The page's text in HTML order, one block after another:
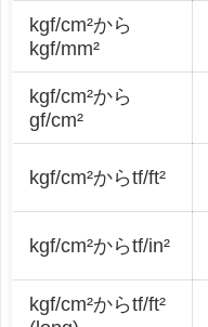
kgf/cm²から
kgf/mm²
kgf/cm²から
gf/cm²
kgf/cm²からtf/ft²
kgf/cm²からtf/in²
kgf/cm²からtf/ft²